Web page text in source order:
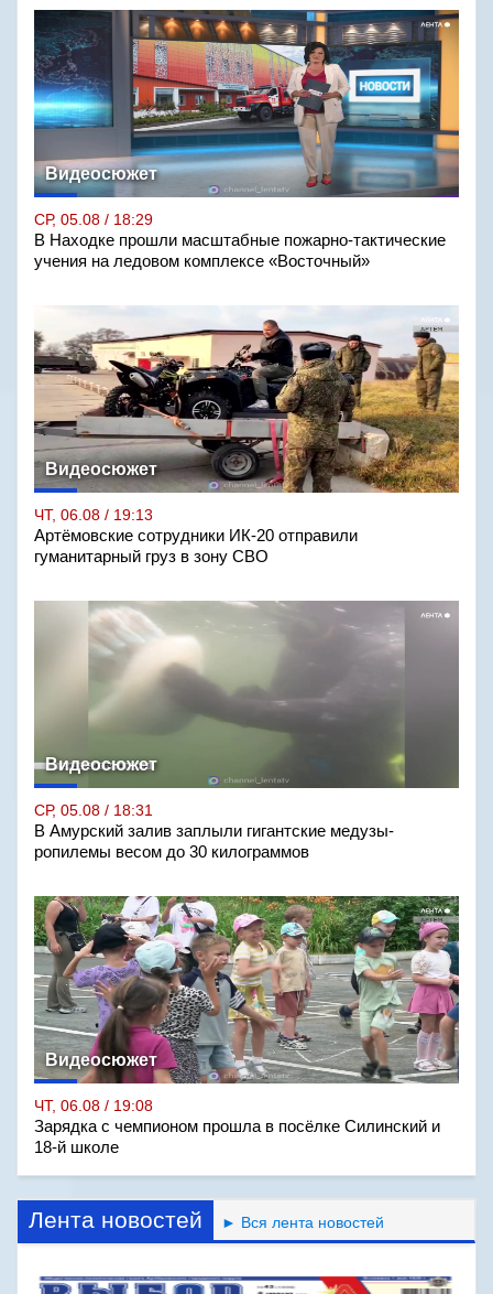
Видеосюжет
СР, 05.08 / 18:29
В Находке прошли масштабные пожарно-тактические
учения на ледовом комплексе «Восточный»
Видеосюжет
ЧТ, 06.08 / 19:13
Артёмовские сотрудники ИК-20 отправили
гуманитарный груз в зону СВО
Видеосюжет
СР, 05.08 / 18:31
В Амурский залив заплыли гигантские медузы-
ропилемы весом до 30 килограммов
Видеосюжет
ЧТ, 06.08 / 19:08
Зарядка с чемпионом прошла в посёлке Силинский и
18-й школе
Лента новостей ► Вся лента новостей